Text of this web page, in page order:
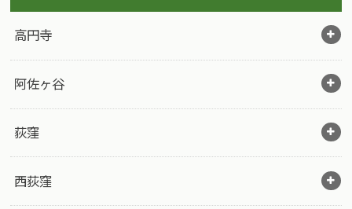
高円寺
阿佐ヶ谷
荻窪
西荻窪